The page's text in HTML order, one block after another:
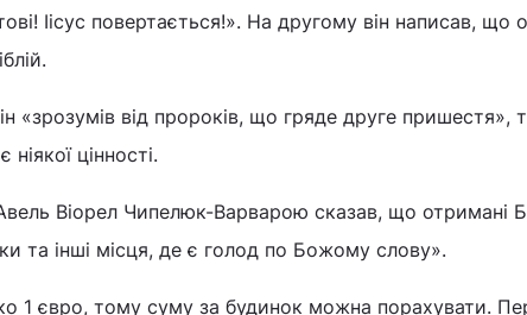
Іісус повертається!». На другому він написав, що
«зрозумів від пророків, що гряде друге пришестя»,
цінності.
Віорел Чипелюк-Варварою сказав, що отримані
та інші місця, де є голод по Божому слову».
1 євро, тому суму за будинок можна порахувати.